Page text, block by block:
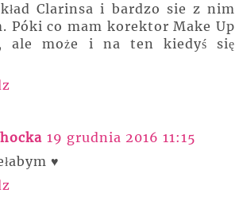
Clarinsa i bardzo sie z nim
Póki co mam korektor Make Up
ale może i na ten kiedyś się
19 grudnia 2016 11:15
♥